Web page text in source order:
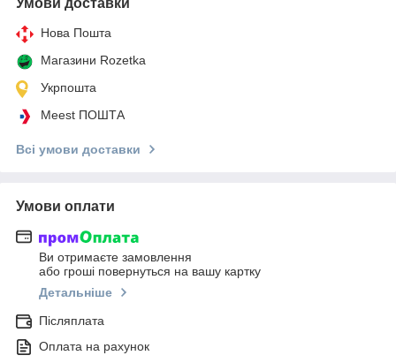
Нова Пошта
Магазини Rozetka
Укрпошта
Meest ПОШТА
Всі умови доставки
Умови оплати
Ви отримаєте замовлення
або гроші повернуться на вашу картку
Детальніше
Післяплата
Оплата на рахунок